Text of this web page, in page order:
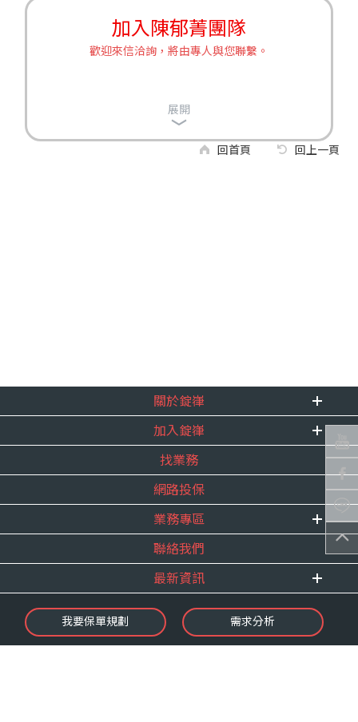
展開
加入陳郁菁團隊
歡迎來信洽詢，將由專人與您聯繫。
回首頁 回上一頁
關於錠嵂
企業資訊
重要事跡
得獎紀錄
服務宣言
合作夥伴
加入錠嵂
內勤招聘
精英招募
年度增員計畫
找業務
網路投保
業務專區
E 線資源網
聯絡我們
最新資訊
最新消息
錠嵂焦點
我要保單規劃 需求分析